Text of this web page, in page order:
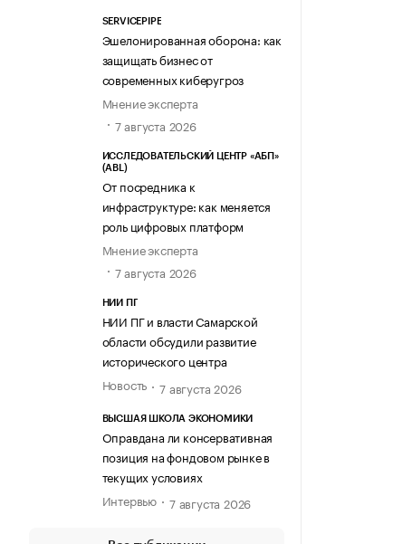
SERVICEPIPE
Эшелонированная оборона: как
защищать бизнес от
современных киберугроз
Мнение эксперта
7 августа 2026
ИССЛЕДОВАТЕЛЬСКИЙ ЦЕНТР «АБП»
(ABL)
От посредника к
инфраструктуре: как меняется
роль цифровых платформ
Мнение эксперта
7 августа 2026
НИИ ПГ
НИИ ПГ и власти Самарской
области обсудили развитие
исторического центра
Новость
7 августа 2026
ВЫСШАЯ ШКОЛА ЭКОНОМИКИ
Оправдана ли консервативная
позиция на фондовом рынке в
текущих условиях
Интервью
7 августа 2026